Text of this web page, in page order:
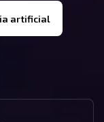
artificial